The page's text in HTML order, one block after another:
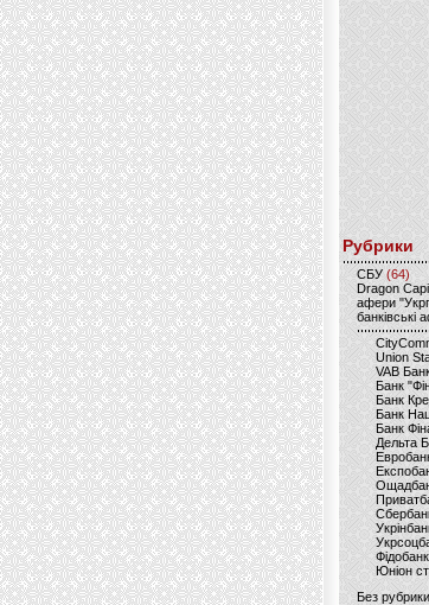
Рубрики
CБУ (64)
Dragon
афери
банківські
Union
VAB
Банк
Банк
Банк
Банк
Дельта
Фідобанк
Юніон
Без рубрики